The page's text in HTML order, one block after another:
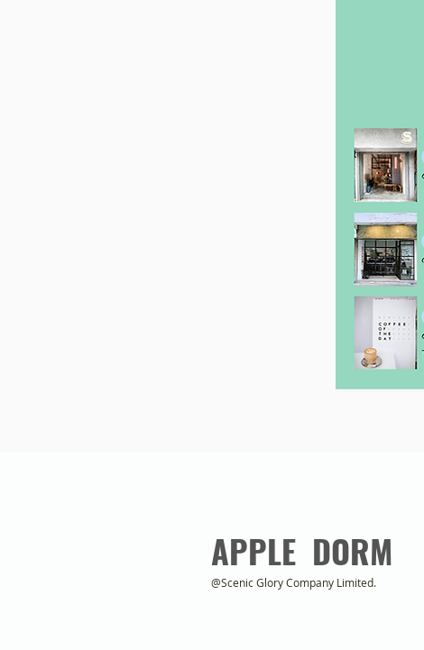
APPLE DORM
@Scenic Glory Company Limited.